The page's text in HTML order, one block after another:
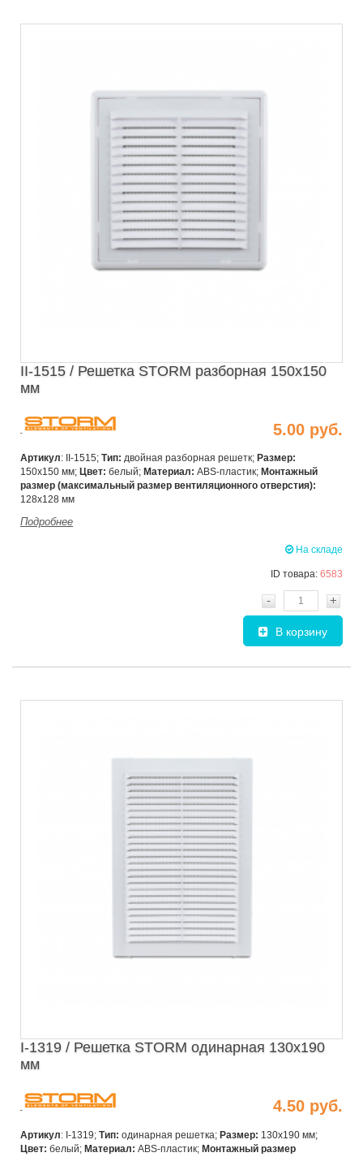
II-1515 / Решетка STORM разборная 150х150
мм
5.00 руб.
Артикул: II-1515; Тип: двойная разборная решетк; Размер:
150х150 мм; Цвет: белый; Материал: ABS-пластик; Монтажный
размер (максимальный размер вентиляционного отверстия):
128х128 мм
Подробнее
На складе
ID товара: 6583
- +
В корзину
I-1319 / Решетка STORM одинарная 130х190
мм
4.50 руб.
Артикул: I-1319; Тип: одинарная решетка; Размер: 130х190 мм;
Цвет: белый; Материал: ABS-пластик; Монтажный размер